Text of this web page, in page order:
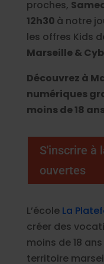
proches,
12h30 à notre
les offres Kids
Marseille &
Découvrez à
numériques
moins de 18
S'inscrire à
ouvertes
L’école La
créer des
moins de 18
territoire